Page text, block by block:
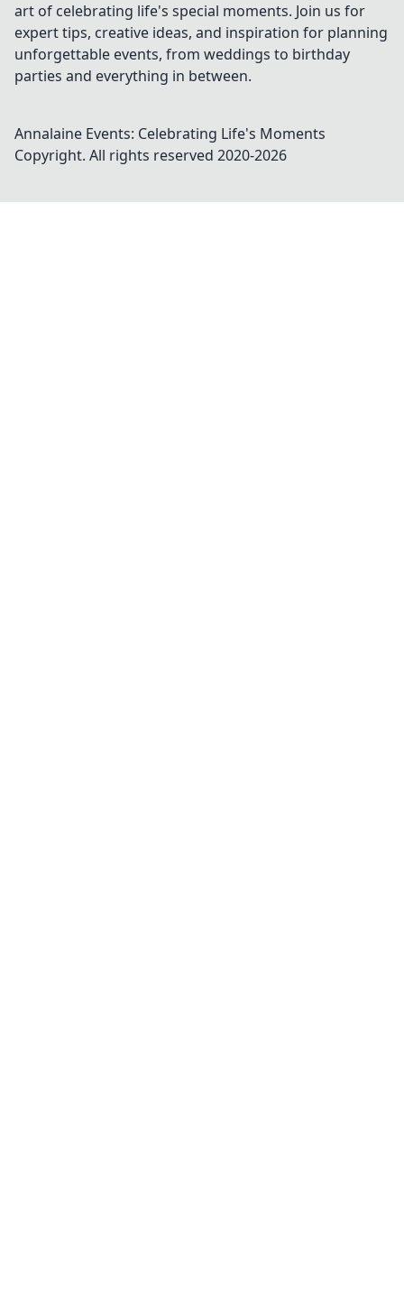
art of celebrating life's special moments. Join us for
expert tips, creative ideas, and inspiration for planning
unforgettable events, from weddings to birthday
parties and everything in between.
Annalaine Events: Celebrating Life's Moments
Copyright. All rights reserved 2020-2026